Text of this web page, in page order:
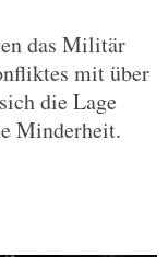
das Militär
mit über
die Lage
Minderheit.